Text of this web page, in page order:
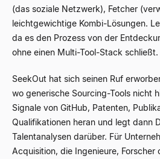
(das soziale Netzwerk), Fetcher
leichtgewichtige Kombi-Lösungen.
da es den Prozess von der
ohne einen Multi-Tool-Stack schließt.
SeekOut hat sich seinen Ruf
wo generische Sourcing-Tools nicht
Signale von GitHub, Patenten,
Qualifikationen heran und legt dann
Talentanalysen darüber. Für
Acquisition, die Ingenieure, Forscher